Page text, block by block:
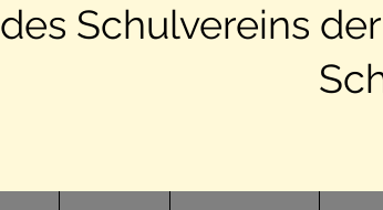
des Schulvereins